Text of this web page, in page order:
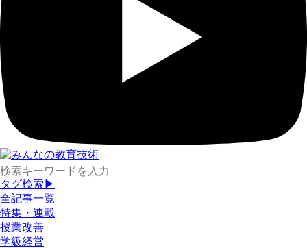
タグ検索▶
全記事一覧
特集・連載
授業改善
学級経営